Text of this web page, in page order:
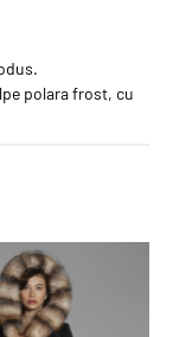
polara frost, cu